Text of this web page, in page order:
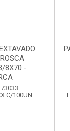
8X70 -
C/100UN